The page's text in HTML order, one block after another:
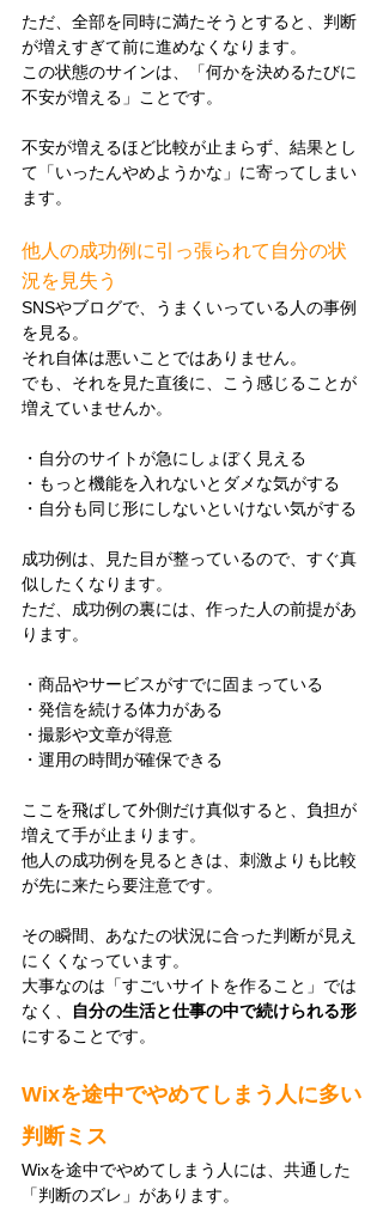
ただ、全部を同時に満たそうとすると、判断
が増えすぎて前に進めなくなります。
この状態のサインは、「何かを決めるたびに
不安が増える」ことです。
不安が増えるほど比較が止まらず、結果とし
て「いったんやめようかな」に寄ってしまい
ます。
他人の成功例に引っ張られて自分の状
況を見失う
SNSやブログで、うまくいっている人の事例
を見る。
それ自体は悪いことではありません。
でも、それを見た直後に、こう感じることが
増えていませんか。
・自分のサイトが急にしょぼく見える
・もっと機能を入れないとダメな気がする
・自分も同じ形にしないといけない気がする
成功例は、見た目が整っているので、すぐ真
似したくなります。
ただ、成功例の裏には、作った人の前提があ
ります。
・商品やサービスがすでに固まっている
・発信を続ける体力がある
・撮影や文章が得意
・運用の時間が確保できる
ここを飛ばして外側だけ真似すると、負担が
増えて手が止まります。
他人の成功例を見るときは、刺激よりも比較
が先に来たら要注意です。
その瞬間、あなたの状況に合った判断が見え
にくくなっています。
大事なのは「すごいサイトを作ること」では
なく、
自分の生活と仕事の中で続けられる形
にすることです。
Wixを途中でやめてしまう人に多い
判断ミス
Wixを途中でやめてしまう人には、共通した
「判断のズレ」があります。